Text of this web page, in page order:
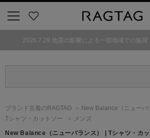
気
2026.7.29 地震の影響による一部地域での集荷
ブランド古着のRAGTAG New Balance （ニューバ
Tシャツ・カットソー
メンズ
New Balance （ニューバランス）
| Tシャツ・カ